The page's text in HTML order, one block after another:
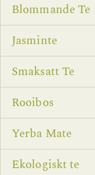
Blommande Te
Jasminte
Smaksatt Te
Rooibos
Yerba Mate
Ekologiskt te